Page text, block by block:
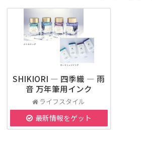
SHIKIORI ― 四季織 ― 雨
音 万年筆用インク
ライフスタイル
最新情報をゲット